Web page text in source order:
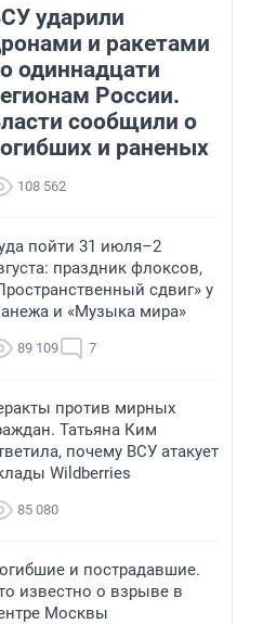
ударили
и ракетами
одиннадцати
России.
сообщили о
и раненых
108 562
пойти 31 июля–2
праздник флоксов,
сдвиг» у
и «Музыка мира»
89 109 7
против мирных
Татьяна Ким
почему ВСУ атакует
Wildberries
85 080
и пострадавшие.
известно о взрыве в
Москвы